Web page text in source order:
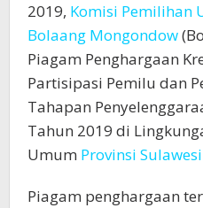
2019, Komisi Pemilihan
Bolaang Mongondow
Piagam Penghargaan
Partisipasi Pemilu dan
Tahapan
Tahun 2019 di
Umum Provinsi
Piagam penghargaan